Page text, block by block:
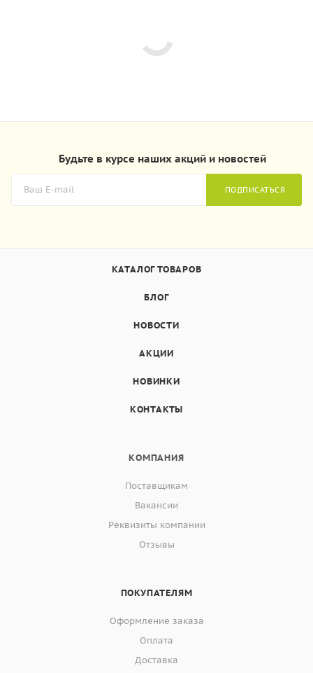
Будьте в курсе наших акций и новостей
ПОДПИСАТЬСЯ
КАТАЛОГ ТОВАРОВ
БЛОГ
НОВОСТИ
АКЦИИ
НОВИНКИ
КОНТАКТЫ
КОМПАНИЯ
Поставщикам
Вакансии
Реквизиты компании
Отзывы
ПОКУПАТЕЛЯМ
Оформление заказа
Оплата
Доставка